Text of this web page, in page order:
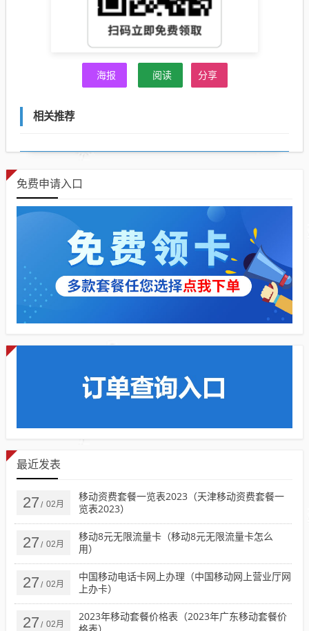
海报 阅读 分享
相关推荐
免费申请入口
最近发表
27 / 02月
移动资费套餐一览表2023（天津移动资费套餐一
览表2023）
27 / 02月
移动8元无限流量卡（移动8元无限流量卡怎么
用）
27 / 02月
中国移动电话卡网上办理（中国移动网上营业厅网
上办卡）
27 / 02月
2023年移动套餐价格表（2023年广东移动套餐价
格表）